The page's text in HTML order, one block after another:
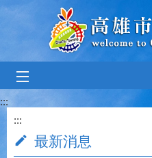
跳到主要內容區塊
:::
:::
最新消息